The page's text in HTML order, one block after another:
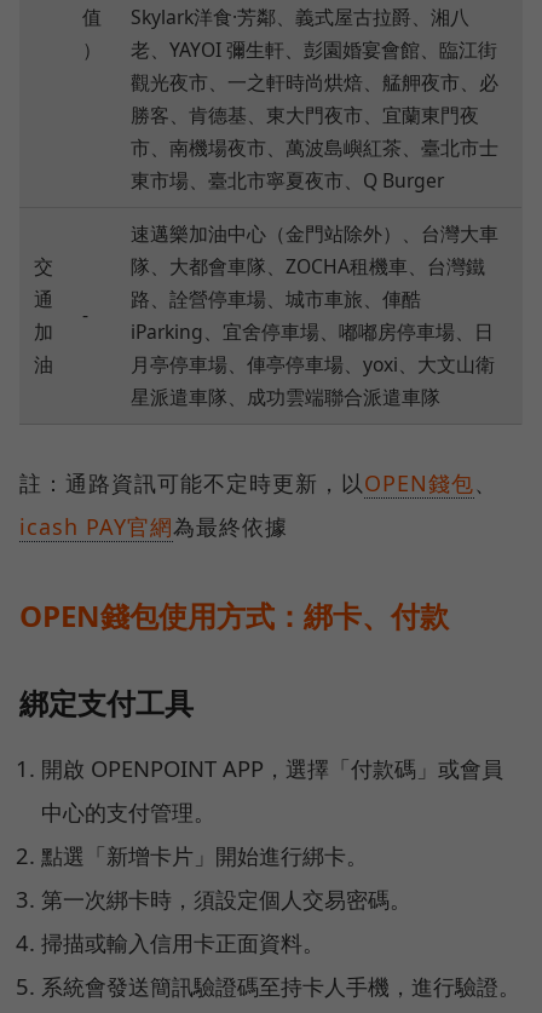
值
）
Skylark洋食·芳鄰、義式屋古拉爵、湘八
老、YAYOI 彌生軒、彭園婚宴會館、臨江街
觀光夜市、一之軒時尚烘焙、艋舺夜市、必
勝客、肯德基、東大門夜市、宜蘭東門夜
市、南機場夜市、萬波島嶼紅茶、臺北市士
東市場、臺北市寧夏夜市、Q Burger
交
通
加
油
-
速邁樂加油中心（金門站除外）、台灣大車
隊、大都會車隊、ZOCHA租機車、台灣鐵
路、詮營停車場、城市車旅、俥酷
iParking、宜舍停車場、嘟嘟房停車場、日
月亭停車場、俥亭停車場、yoxi、大文山衛
星派遣車隊、成功雲端聯合派遣車隊
註：通路資訊可能不定時更新，以OPEN錢包、
icash PAY官網為最終依據
OPEN錢包使用方式：綁卡、付款
綁定支付工具
開啟 OPENPOINT APP，選擇「付款碼」或會員
中心的支付管理。
點選「新增卡片」開始進行綁卡。
第一次綁卡時，須設定個人交易密碼。
掃描或輸入信用卡正面資料。
系統會發送簡訊驗證碼至持卡人手機，進行驗證。